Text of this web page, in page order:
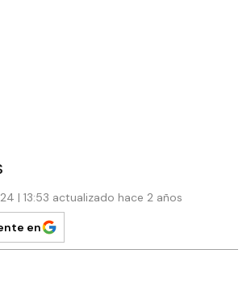
| 13:53 actualizado hace 2 años
en